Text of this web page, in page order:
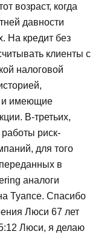
возраст, когда
давности
На кредит без
клиенты с
налоговой
и имеющие
В-третьих,
риск-
для того
в
аналоги
Туапсе. Спасибо
Люси 67 лет
Люси, я делаю